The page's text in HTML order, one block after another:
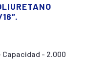
- 2.000